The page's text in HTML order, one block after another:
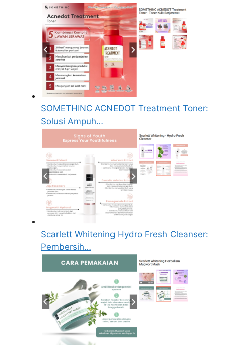
SOMETHINC ACNEDOT Treatment Toner:
Solusi Ampuh…
Scarlett Whitening Hydro Fresh Cleanser:
Pembersih…